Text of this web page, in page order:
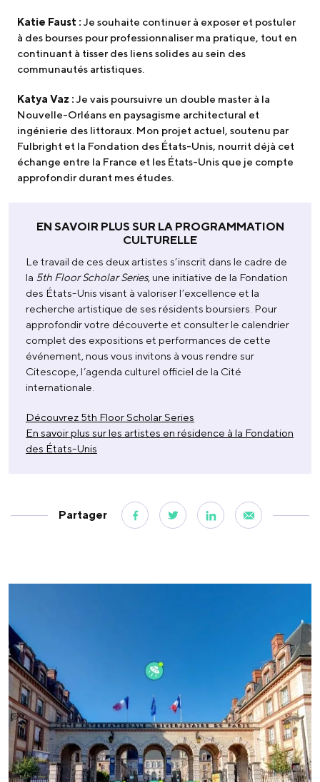
Katie Faust : Je souhaite continuer à exposer et postuler
à des bourses pour professionnaliser ma pratique, tout en
continuant à tisser des liens solides au sein des
communautés artistiques.
Katya Vaz : Je vais poursuivre un double master à la
Nouvelle-Orléans en paysagisme architectural et
ingénierie des littoraux. Mon projet actuel, soutenu par
Fulbright et la Fondation des États-Unis, nourrit déjà cet
échange entre la France et les États-Unis que je compte
approfondir durant mes études.
EN SAVOIR PLUS SUR LA PROGRAMMATION
CULTURELLE
Le travail de ces deux artistes s’inscrit dans le cadre de
la 5th Floor Scholar Series, une initiative de la Fondation
des États-Unis visant à valoriser l’excellence et la
recherche artistique de ses résidents boursiers. Pour
approfondir votre découverte et consulter le calendrier
complet des expositions et performances de cette
événement, nous vous invitons à vous rendre sur
Citescope, l’agenda culturel officiel de la Cité
internationale.
Découvrez 5th Floor Scholar Series
En savoir plus sur les artistes en résidence à la Fondation
des États-Unis
Partager